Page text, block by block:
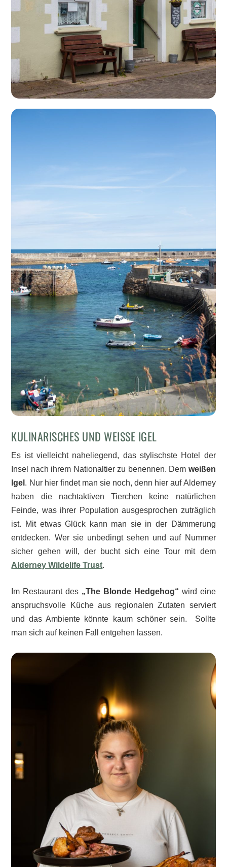
KULINARISCHES UND WEISSE IGEL
Es ist vielleicht naheliegend, das stylischste Hotel der
Insel nach ihrem Nationaltier zu benennen. Dem weißen
Igel . Nur hier findet man sie noch, denn hier auf Alderney
haben die nachtaktiven Tierchen keine natürlichen
Feinde, was ihrer Population ausgesprochen zuträglich
ist. Mit etwas Glück kann man sie in der Dämmerung
entdecken. Wer sie unbedingt sehen und auf Nummer
sicher gehen will, der bucht sich eine Tour mit dem
Alderney Wildelife Trust.
Im Restaurant des „The Blonde Hedgehog“ wird eine
anspruchsvolle Küche aus regionalen Zutaten serviert
und das Ambiente könnte kaum schöner sein. Sollte
man sich auf keinen Fall entgehen lassen.